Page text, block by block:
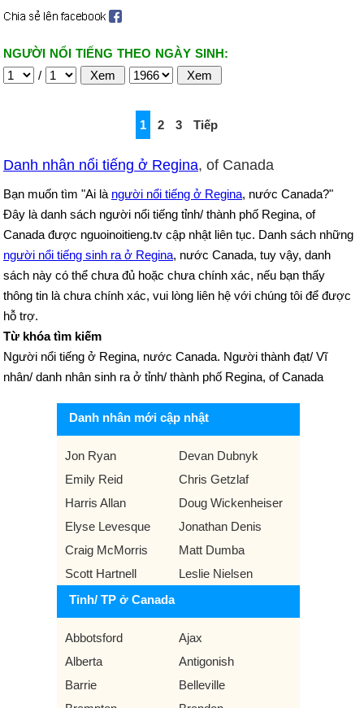
NGƯỜI NỔI TIẾNG THEO NGÀY SINH:
/
1 2 3 Tiếp
Danh nhân nổi tiếng ở Regina, of Canada
Bạn muốn tìm "Ai là người nổi tiếng ở Regina, nước Canada?"
Đây là danh sách người nổi tiếng tỉnh/ thành phố Regina, of
Canada được nguoinoitieng.tv cập nhật liên tục. Danh sách những
người nổi tiếng sinh ra ở Regina, nước Canada, tuy vậy, danh
sách này có thể chưa đủ hoặc chưa chính xác, nếu bạn thấy
thông tin là chưa chính xác, vui lòng liên hệ với chúng tôi để được
hỗ trợ.
Từ khóa tìm kiếm
Người nổi tiếng ở Regina, nước Canada. Người thành đạt/ Vĩ
nhân/ danh nhân sinh ra ở tỉnh/ thành phố Regina, of Canada
Danh nhân mới cập nhật
Jon Ryan
Devan Dubnyk
Emily Reid
Chris Getzlaf
Harris Allan
Doug Wickenheiser
Elyse Levesque
Jonathan Denis
Craig McMorris
Matt Dumba
Scott Hartnell
Leslie Nielsen
Tỉnh/ TP ở Canada
Abbotsford
Ajax
Alberta
Antigonish
Barrie
Belleville